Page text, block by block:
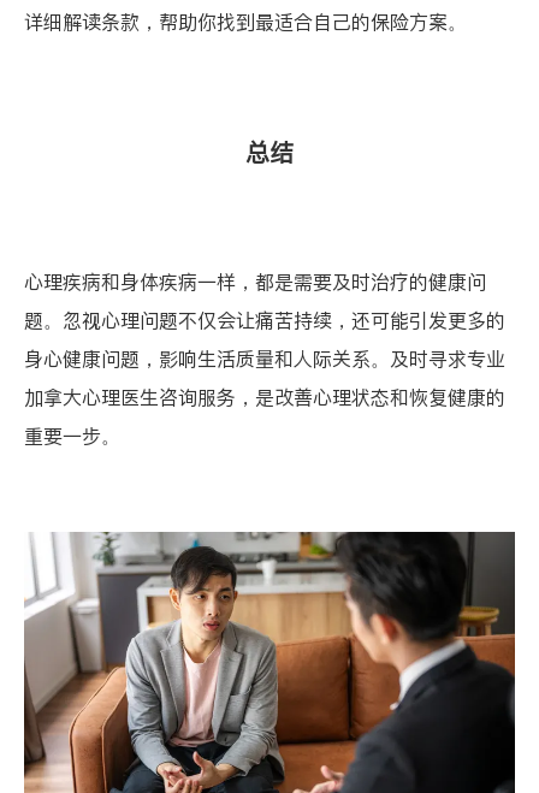
详细解读条款，帮助你找到最适合自己的保险方案。
总结
心理疾病和身体疾病一样，都是需要及时治疗的健康问
题。忽视心理问题不仅会让痛苦持续，还可能引发更多的
身心健康问题，影响生活质量和人际关系。及时寻求专业
加拿大心理医生咨询服务，是改善心理状态和恢复健康的
重要一步。